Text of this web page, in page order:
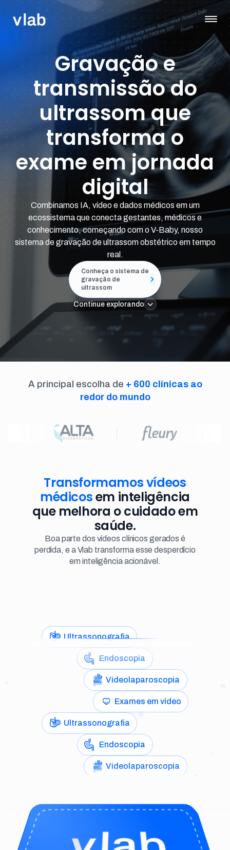
Gravação e
transmissão do
ultrassom que
transforma o
exame em jornada
digital
Combinamos IA, vídeo e dados médicos em um
ecossistema que conecta gestantes, médicos e
conhecimento, começando com o V-Baby, nosso
sistema de gravação de ultrassom obstétrico em tempo
real.
Conheça o sistema de
gravação de
ultrassom
Continue explorando
A principal escolha de + 600 clínicas ao
redor do mundo
Transformamos vídeos
médicosem inteligência
que melhora o cuidado em
saúde.
Boa parte dos vídeos clínicos gerados é
perdida, e a Vlab transforma esse desperdício
em inteligência acionável.
Ultrassonografia
Endoscopia
Videolaparoscopia
Exames em vídeo
Ultrassonografia
Endoscopia
Videolaparoscopia
A tecnologia da Vlab estrutura dados clínicos
complexos e os transforma em ativos para toda a